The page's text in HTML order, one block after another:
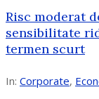
Risc moderat
sensibilitate
termen scurt
In: Corporate,